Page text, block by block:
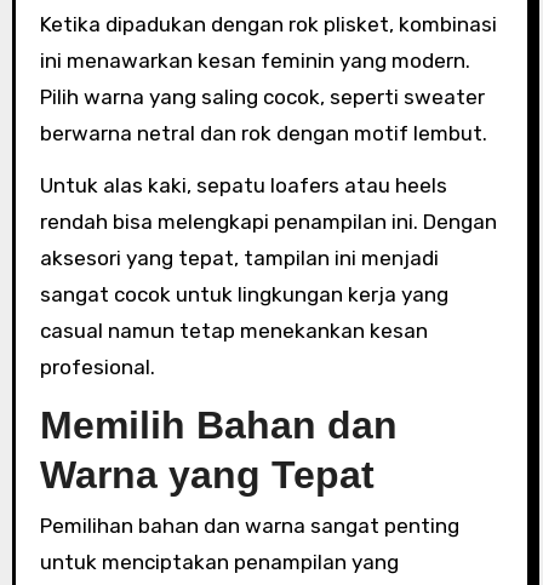
Ketika dipadukan dengan rok plisket, kombinasi
ini menawarkan kesan feminin yang modern.
Pilih warna yang saling cocok, seperti sweater
berwarna netral dan rok dengan motif lembut.
Untuk alas kaki, sepatu loafers atau heels
rendah bisa melengkapi penampilan ini. Dengan
aksesori yang tepat, tampilan ini menjadi
sangat cocok untuk lingkungan kerja yang
casual namun tetap menekankan kesan
profesional.
Memilih Bahan dan
Warna yang Tepat
Pemilihan bahan dan warna sangat penting
untuk menciptakan penampilan yang